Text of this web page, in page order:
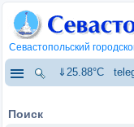
Севастопольский
⇓25.88°C
Поиск